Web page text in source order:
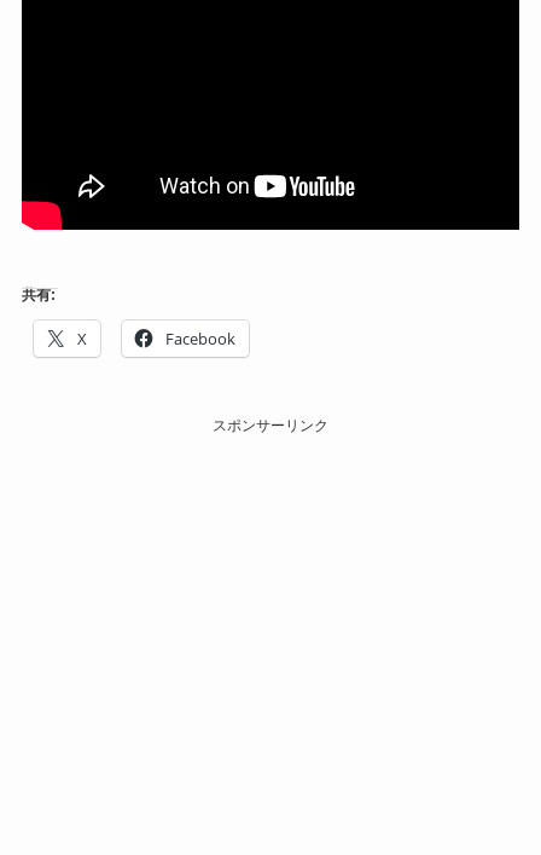
共有:
X Facebook
スポンサーリンク